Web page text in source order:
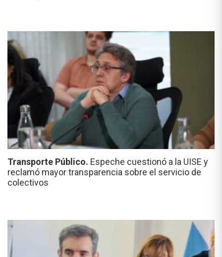
Transporte Público. Espeche cuestionó a la UISE y
reclamó mayor transparencia sobre el servicio de
colectivos